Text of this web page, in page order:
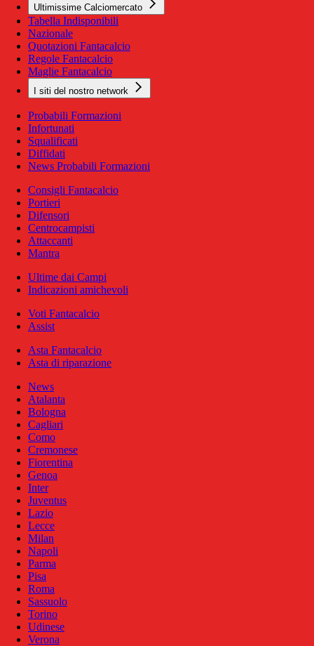
Ultimissime Calciomercato
Tabella Indisponibili
Nazionale
Quotazioni Fantacalcio
Regole Fantacalcio
Maglie Fantacalcio
I siti del nostro network
Probabili Formazioni
Infortunati
Squalificati
Diffidati
News Probabili Formazioni
Consigli Fantacalcio
Portieri
Difensori
Centrocampisti
Attaccanti
Mantra
Ultime dai Campi
Indicazioni amichevoli
Voti Fantacalcio
Assist
Asta Fantacalcio
Asta di riparazione
News
Atalanta
Bologna
Cagliari
Como
Cremonese
Fiorentina
Genoa
Inter
Juventus
Lazio
Lecce
Milan
Napoli
Parma
Pisa
Roma
Sassuolo
Torino
Udinese
Verona